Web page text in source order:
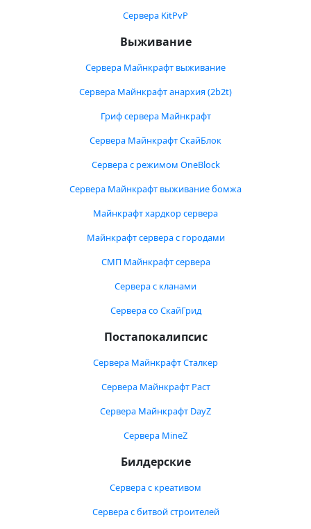
Сервера KitPvP
Выживание
Сервера Майнкрафт выживание
Сервера Майнкрафт анархия (2b2t)
Гриф сервера Майнкрафт
Сервера Майнкрафт СкайБлок
Сервера с режимом OneBlock
Сервера Майнкрафт выживание бомжа
Майнкрафт хардкор сервера
Майнкрафт сервера с городами
СМП Майнкрафт сервера
Сервера с кланами
Сервера со СкайГрид
Постапокалипсис
Сервера Майнкрафт Сталкер
Сервера Майнкрафт Раст
Сервера Майнкрафт DayZ
Сервера MineZ
Билдерские
Сервера с креативом
Сервера с битвой строителей